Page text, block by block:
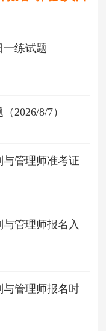
一练试题
2026/8/7）
与管理师准考证
管理师报名入
与管理师报名时